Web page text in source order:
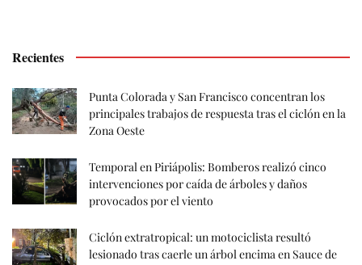
Recientes
Punta Colorada y San Francisco concentran los
principales trabajos de respuesta tras el ciclón en la
Zona Oeste
Temporal en Piriápolis: Bomberos realizó cinco
intervenciones por caída de árboles y daños
provocados por el viento
Ciclón extratropical: un motociclista resultó
lesionado tras caerle un árbol encima en Sauce de